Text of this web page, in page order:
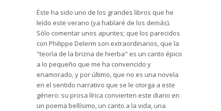
Éste ha sido uno de los grandes libros que he
leído este verano (ya hablaré de los demás).
Sólo comentar unos apuntes; que los parecidos
con Philippe Delerm son extraordinarios, que la
"teoría de la brizna de hierba" es un canto épico
a lo pequeño que me ha convencido y
enamorado, y por último, que no es una novela
en el sentido narrativo que se le otorga a este
género: su prosa lírica convierten este diario en
un poema bellísimo, un canto a la vida, una